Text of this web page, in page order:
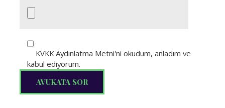
KVKK Aydınlatma Metni'ni okudum, anladım ve
kabul ediyorum.